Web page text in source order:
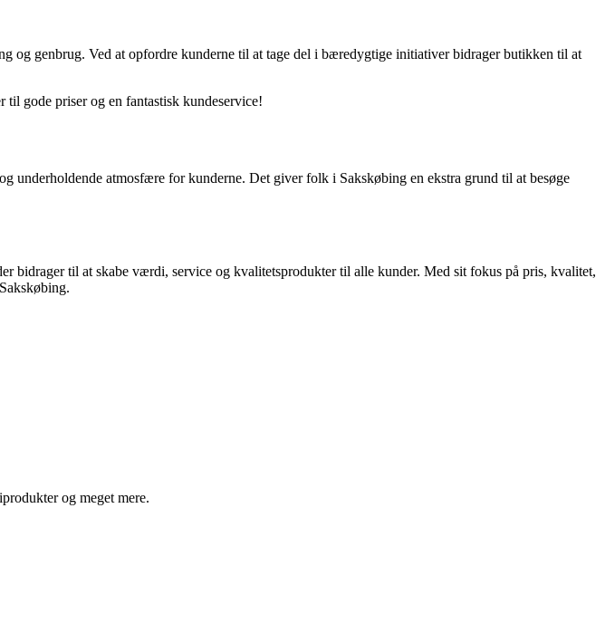
genbrug. Ved at opfordre kunderne til at tage del i bæredygtige initiativer bidrager butikken til at
gode priser og en fantastisk kundeservice!
underholdende atmosfære for kunderne. Det giver folk i Sakskøbing en ekstra grund til at besøge
bidrager til at skabe værdi, service og kvalitetsprodukter til alle kunder. Med sit fokus på pris, kvalitet,
og meget mere.